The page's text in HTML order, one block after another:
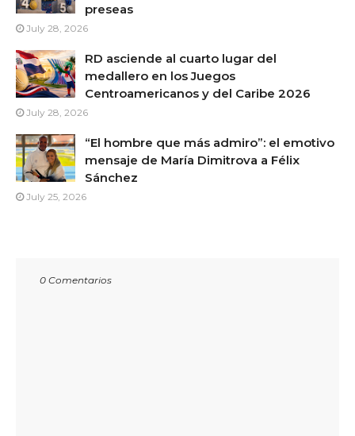
preseas
July 28, 2026
RD asciende al cuarto lugar del
medallero en los Juegos
Centroamericanos y del Caribe 2026
July 28, 2026
“El hombre que más admiro”: el emotivo
mensaje de María Dimitrova a Félix
Sánchez
July 25, 2026
0 Comentarios